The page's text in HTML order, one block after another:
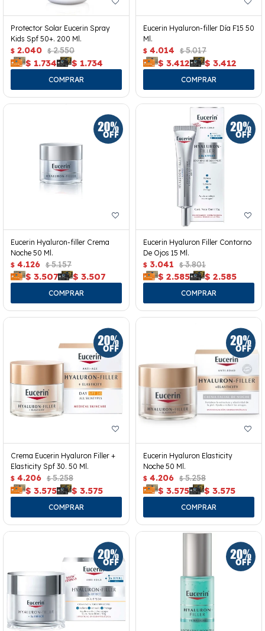
Protector Solar Eucerin Spray
Kids Spf 50+. 200 Ml.
$ 2.040 $ 2.550
$ 1.734 $ 1.734
Eucerin Hyaluron-filler Día F15 50
Ml.
$ 4.014 $ 5.017
$ 3.412 $ 3.412
Eucerin Hyaluron-filler Crema
Noche 50 Ml.
$ 4.126 $ 5.157
$ 3.507 $ 3.507
Eucerin Hyaluron Filler Contorno
De Ojos 15 Ml.
$ 3.041 $ 3.801
$ 2.585 $ 2.585
Crema Eucerin Hyaluron Filler +
Elasticity Spf 30. 50 Ml.
$ 4.206 $ 5.258
$ 3.575 $ 3.575
Eucerin Hyaluron Elasticity
Noche 50 Ml.
$ 4.206 $ 5.258
$ 3.575 $ 3.575